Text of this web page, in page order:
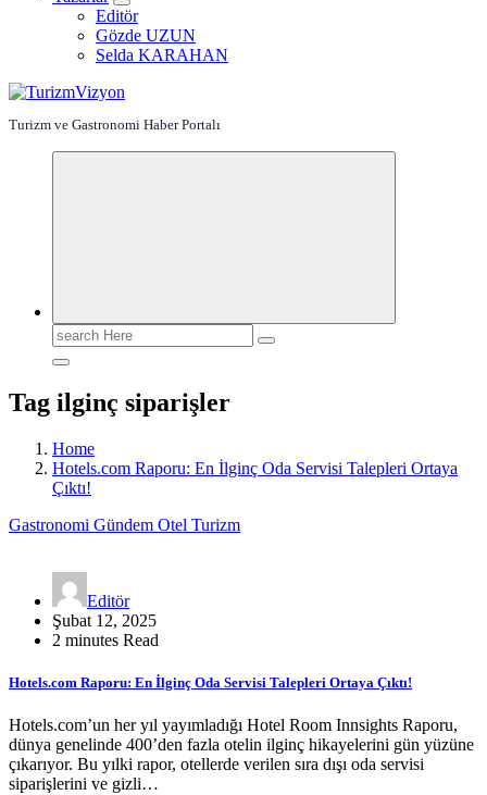
Editör
Gözde UZUN
Selda KARAHAN
Turizm ve Gastronomi Haber Portalı
Search
for:
Tag ilginç siparişler
Home
Hotels.com Raporu: En İlginç Oda Servisi Talepleri Ortaya
Çıktı!
Gastronomi Gündem Otel Turizm
Editör
Şubat 12, 2025
2 minutes Read
Hotels.com Raporu: En İlginç Oda Servisi Talepleri Ortaya Çıktı!
Hotels.com’un her yıl yayımladığı Hotel Room Innsights Raporu,
dünya genelinde 400’den fazla otelin ilginç hikayelerini gün yüzüne
çıkarıyor. Bu yılki rapor, otellerde verilen sıra dışı oda servisi
siparişlerini ve gizli…